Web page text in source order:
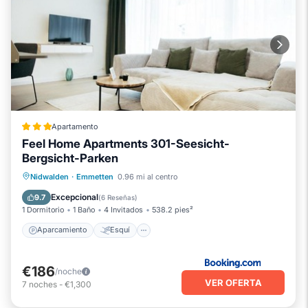
Apartamento
Feel Home Apartments 301-Seesicht-
Bergsicht-Parken
Nidwalden · Emmetten 0.96 mi al centro
9.7 Excepcional(6 Reseñas)
1 Dormitorio 1 Baño 4 Invitados 538.2 pies²
Aparcamiento Esquí
Aparcamiento
Esquí
Balcón/Terraza
€186/noche
7 noches - €1,300 VER OFERTA